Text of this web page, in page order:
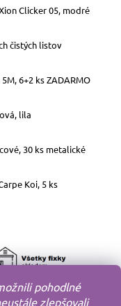
pohodlné
zlepšovali
Clicker 05, modré
čistých listov
6+2 ks ZADARMO
lila
30 ks metalické
Koi, 5 ks